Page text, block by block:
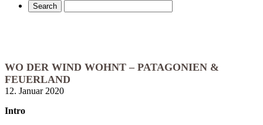
WO DER WIND WOHNT – PATAGONIEN &
FEUERLAND
12. Januar 2020
Intro